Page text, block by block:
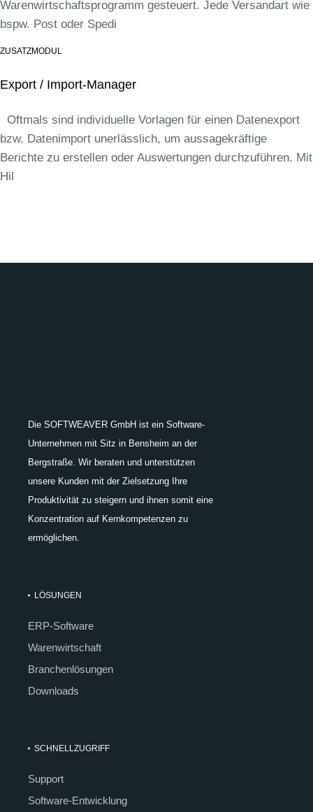
Warenwirtschaftsprogramm gesteuert. Jede Versandart wie
bspw. Post oder Spedi
ZUSATZMODUL
Export / Import-Manager
Oftmals sind individuelle Vorlagen für einen Datenexport
bzw. Datenimport unerlässlich, um aussagekräftige
Berichte zu erstellen oder Auswertungen durchzuführen. Mit
Hil
Die SOFTWEAVER GmbH ist ein Software-
Unternehmen mit Sitz in Bensheim an der
Bergstraße. Wir beraten und unterstützen
unsere Kunden mit der Zielsetzung Ihre
Produktivität zu steigern und ihnen somit eine
Konzentration auf Kernkompetenzen zu
ermöglichen.
LÖSUNGEN
ERP-Software
Warenwirtschaft
Branchenlösungen
Downloads
SCHNELLZUGRIFF
Support
Software-Entwicklung